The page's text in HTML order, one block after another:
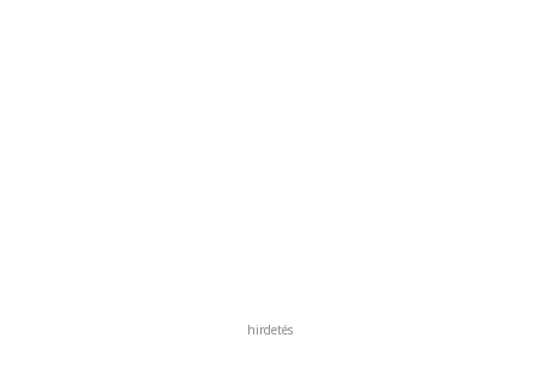
hirdetés